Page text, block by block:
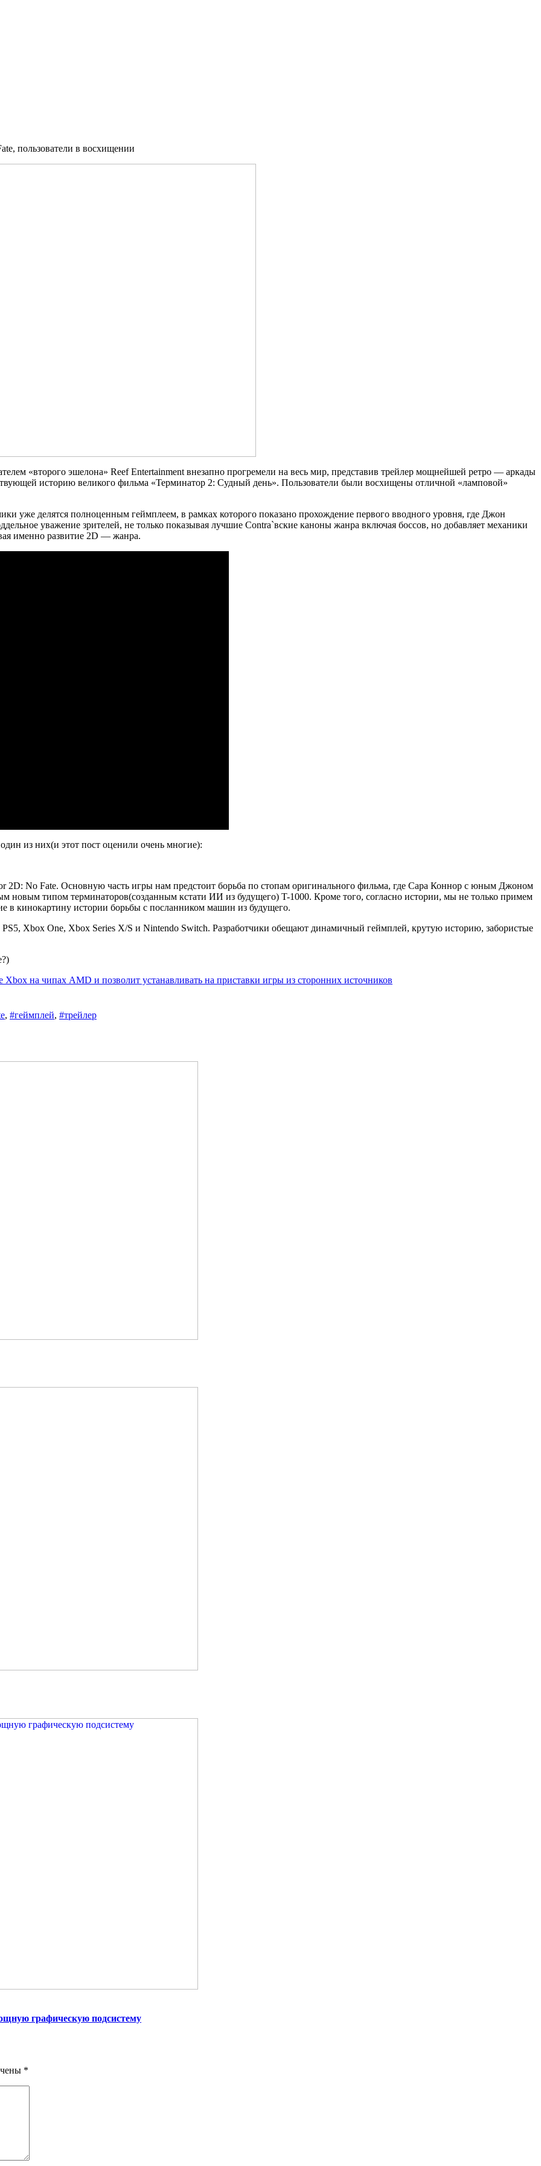
пользователи в восхищении
«второго эшелона» Reef Entertainment внезапно прогремели на весь мир, представив трейлер мощнейшей ретро — аркады
историю великого фильма «Терминатор 2: Судный день». Пользователи были восхищены отличной «ламповой»
уже делятся полноценным геймплеем, в рамках которого показано прохождение первого вводного уровня, где Джон
уважение зрителей, не только показывая лучшие Contra`вские каноны жанра включая боссов, но добавляет механики
именно развитие 2D — жанра.
из них(и этот пост оценили очень многие):
2D: No Fate. Основную часть игры нам предстоит борьба по стопам оригинального фильма, где Сара Коннор с юным Джоном
новым типом терминаторов(созданным кстати ИИ из будущего) T-1000. Кроме того, согласно истории, мы не только примем
в кинокартину истории борьбы с посланником машин из будущего.
Xbox One, Xbox Series X/S и Nintendo Switch. Разработчики обещают динамичный геймплей, крутую историю, забористые
Xbox на чипах AMD и позволит устанавливать на приставки игры из сторонних источников
, #геймплей, #трейлер
графическую подсистему
*